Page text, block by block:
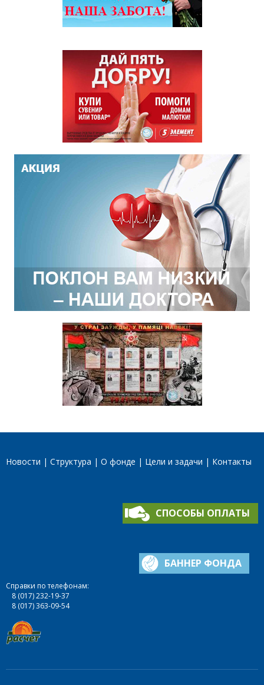
Новости Структура О фонде Цели и задачи Контакты
СПОСОБЫ ОПЛАТЫ
БАННЕР ФОНДА
Справки по телефонам:
8 (017) 232-19-37
8 (017) 363-09-54